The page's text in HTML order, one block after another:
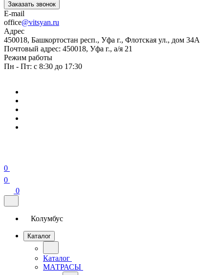
Заказать звонок
E-mail
office@vitsyan.ru
Адрес
450018, Башкортостан респ., Уфа г., Флотская ул., дом 34А
Почтовый адрес: 450018, Уфа г., а/я 21
Режим работы
Пн - Пт: с 8:30 до 17:30
0
0
0
Колумбус
Каталог
Каталог
МАТРАСЫ